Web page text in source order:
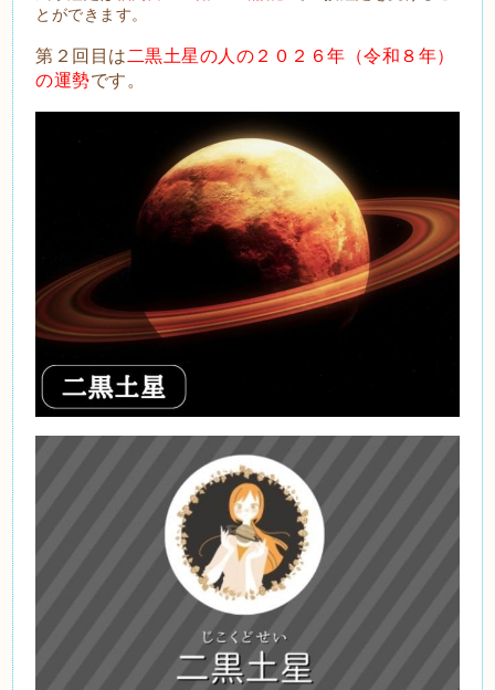
とができます。
第２回目は 二黒土星の人の２０２６年（令和８ 年）
の運勢です。